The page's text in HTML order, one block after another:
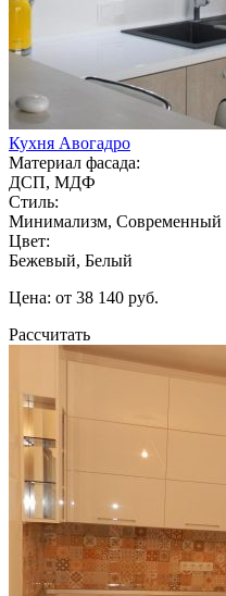
Кухня Авогадро
Материал фасада:
ДСП, МДФ
Стиль:
Минимализм, Современный
Цвет:
Бежевый, Белый
Цена: от 38 140 руб.
Рассчитать